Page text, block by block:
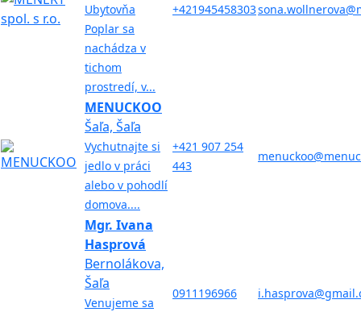
Ubytovňa
Poplar sa
nachádza v
tichom
prostredí, v...
+421945458303
MENUCKOO
Šaľa, Šaľa
Vychutnajte si
jedlo v práci
alebo v pohodlí
domova....
+421 907 254
443
Mgr. Ivana
Hasprová
Bernolákova,
Šaľa
Venujeme sa
0911196966